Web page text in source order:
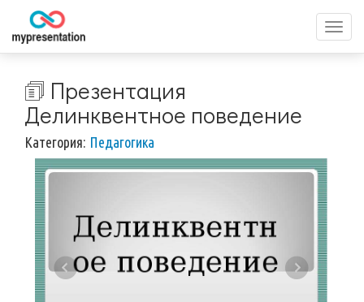
меню
🗊 Презентация
Делинквентное поведение
Категория: Педагогика